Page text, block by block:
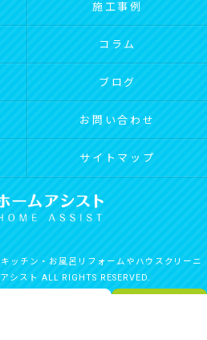
施工事例
コラム
ブログ
お問い合わせ
サイトマップ
ッチン・お風呂リフォームやハウスクリーニ
シスト ALL RIGHTS RESERVED.